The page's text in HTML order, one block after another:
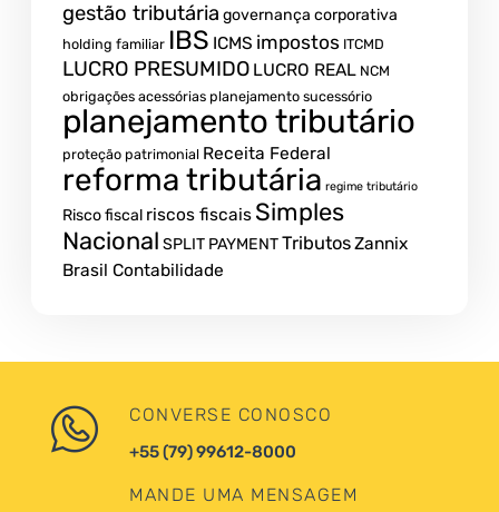
gestão tributária governança corporativa
holding familiar IBS ICMS impostos ITCMD
LUCRO PRESUMIDO LUCRO REAL NCM
obrigações acessórias planejamento sucessório
planejamento tributário
proteção patrimonial Receita Federal
reforma tributária regime tributário
Risco fiscal riscos fiscais Simples
Nacional SPLIT PAYMENTTributosZannix
Brasil Contabilidade
CONVERSE CONOSCO
+55 (79) 99612-8000
MANDE UMA MENSAGEM